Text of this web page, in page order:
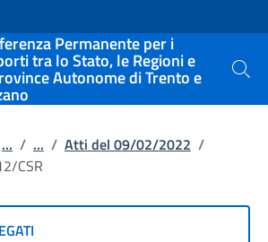
sito
Permanente per i
tra lo Stato, le Regioni e
Autonome di Trento e Cerca
... / ... / Atti del 09/02/2022 /
CSR